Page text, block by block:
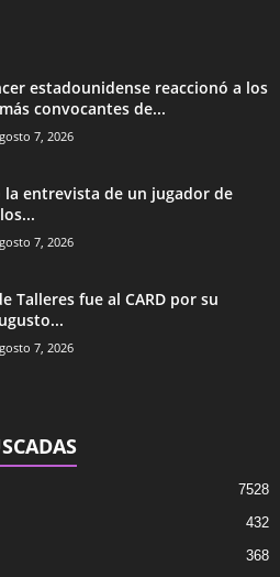
estadounidense reaccionó a los
convocantes de...
7, 2026
la entrevista de un jugador de
7, 2026
Talleres fue al CARD por su
7, 2026
7528
432
368